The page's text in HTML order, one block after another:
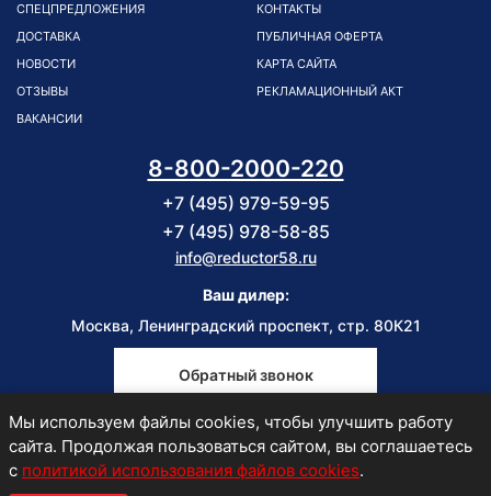
СПЕЦПРЕДЛОЖЕНИЯ
ДОСТАВКА
НОВОСТИ
ОТЗЫВЫ
ВАКАНСИИ
КОНТАКТЫ
ПУБЛИЧНАЯ ОФЕРТА
КАРТА САЙТА
РЕКЛАМАЦИОННЫЙ АКТ
8-800-2000-220
+7 (495) 979-59-95
+7 (495) 978-58-85
info@reductor58.ru
Ваш дилер:
Москва, Ленинградский проспект, стр. 80К21
Обратный звонок
Пн-Пт
9:00-18:00
Мы используем файлы cookies, чтобы улучшить работу
сайта. Продолжая пользоваться сайтом, вы соглашаетесь
с политикой использования файлов cookies.